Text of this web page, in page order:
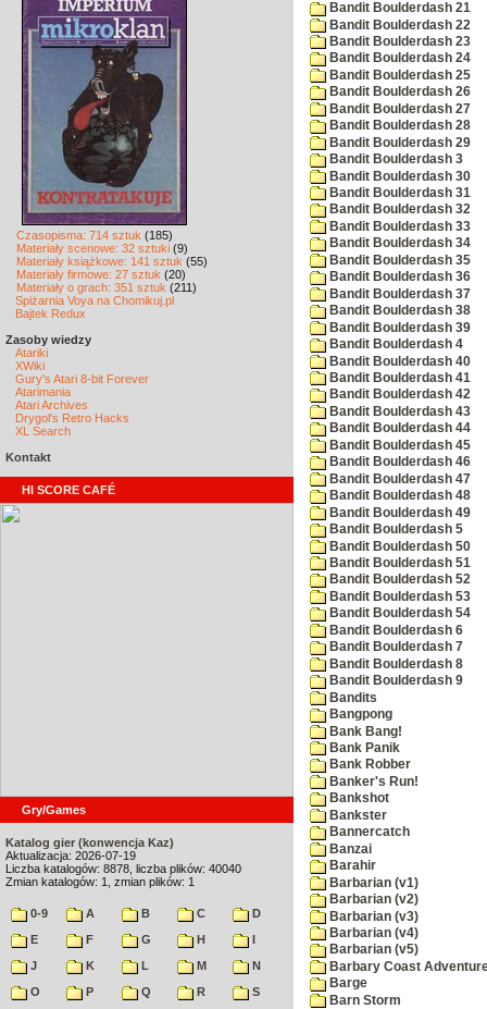
Czasopisma: 714 sztuk (185)
Materiały scenowe: 32 sztuki (9)
Materiały książkowe: 141 sztuk (55)
Materiały firmowe: 27 sztuk (20)
Materiały o grach: 351 sztuk (211)
Spiżarnia Voya na Chomikuj.pl
Bajtek Redux
Zasoby wiedzy
Atariki
XWiki
Gury's Atari 8-bit Forever
Atarimania
Atari Archives
Drygol's Retro Hacks
XL Search
Kontakt
HI SCORE CAFÉ
Gry/Games
Katalog gier (konwencja Kaz)
Aktualizacja: 2026-07-19
Liczba katalogów: 8878, liczba plików: 40040
Zmian katalogów: 1, zmian plików: 1
0-9 A B C
D
E
F G H
I
J
K L M
N
O
P Q R
S
Bandit Boulderdash 21
Bandit Boulderdash 22
Bandit Boulderdash 23
Bandit Boulderdash 24
Bandit Boulderdash 25
Bandit Boulderdash 26
Bandit Boulderdash 27
Bandit Boulderdash 28
Bandit Boulderdash 29
Bandit Boulderdash 3
Bandit Boulderdash 30
Bandit Boulderdash 31
Bandit Boulderdash 32
Bandit Boulderdash 33
Bandit Boulderdash 34
Bandit Boulderdash 35
Bandit Boulderdash 36
Bandit Boulderdash 37
Bandit Boulderdash 38
Bandit Boulderdash 39
Bandit Boulderdash 4
Bandit Boulderdash 40
Bandit Boulderdash 41
Bandit Boulderdash 42
Bandit Boulderdash 43
Bandit Boulderdash 44
Bandit Boulderdash 45
Bandit Boulderdash 46
Bandit Boulderdash 47
Bandit Boulderdash 48
Bandit Boulderdash 49
Bandit Boulderdash 5
Bandit Boulderdash 50
Bandit Boulderdash 51
Bandit Boulderdash 52
Bandit Boulderdash 53
Bandit Boulderdash 54
Bandit Boulderdash 6
Bandit Boulderdash 7
Bandit Boulderdash 8
Bandit Boulderdash 9
Bandits
Bangpong
Bank Bang!
Bank Panik
Bank Robber
Banker's Run!
Bankshot
Bankster
Bannercatch
Banzai
Barahir
Barbarian (v1)
Barbarian (v2)
Barbarian (v3)
Barbarian (v4)
Barbarian (v5)
Barbary Coast
Barge
Barn Storm